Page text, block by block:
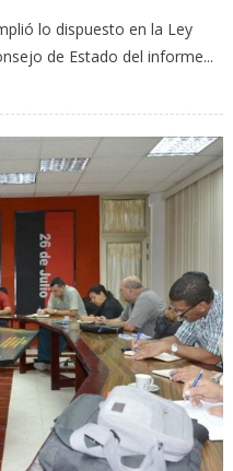
lo dispuesto en la Ley
de Estado del informe...